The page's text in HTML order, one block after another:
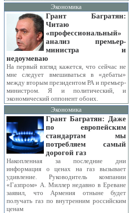
Экономика
Грант Багратян:
Читаю
«профессиональный»
анализ премьер-
министра и
недоумеваю
На первый взгляд кажется, что сейчас не
мне следует вмешиваться в «дебаты»
между вторым президентом РА и премьер-
министром. Я и политический, и
экономический оппонент обоих.
Экономика
Грант Багратян: Даже
по европейским
стандартам мы
потребляем самый
дорогой газ
Накопленная за последние дни
информация о ценах на газ вызывает
удивление. Руководитель компании
«Газпром» А. Миллер недавно в Ереване
заявил, что Армения отныне будет
получать газ по внутренним российским
ценам